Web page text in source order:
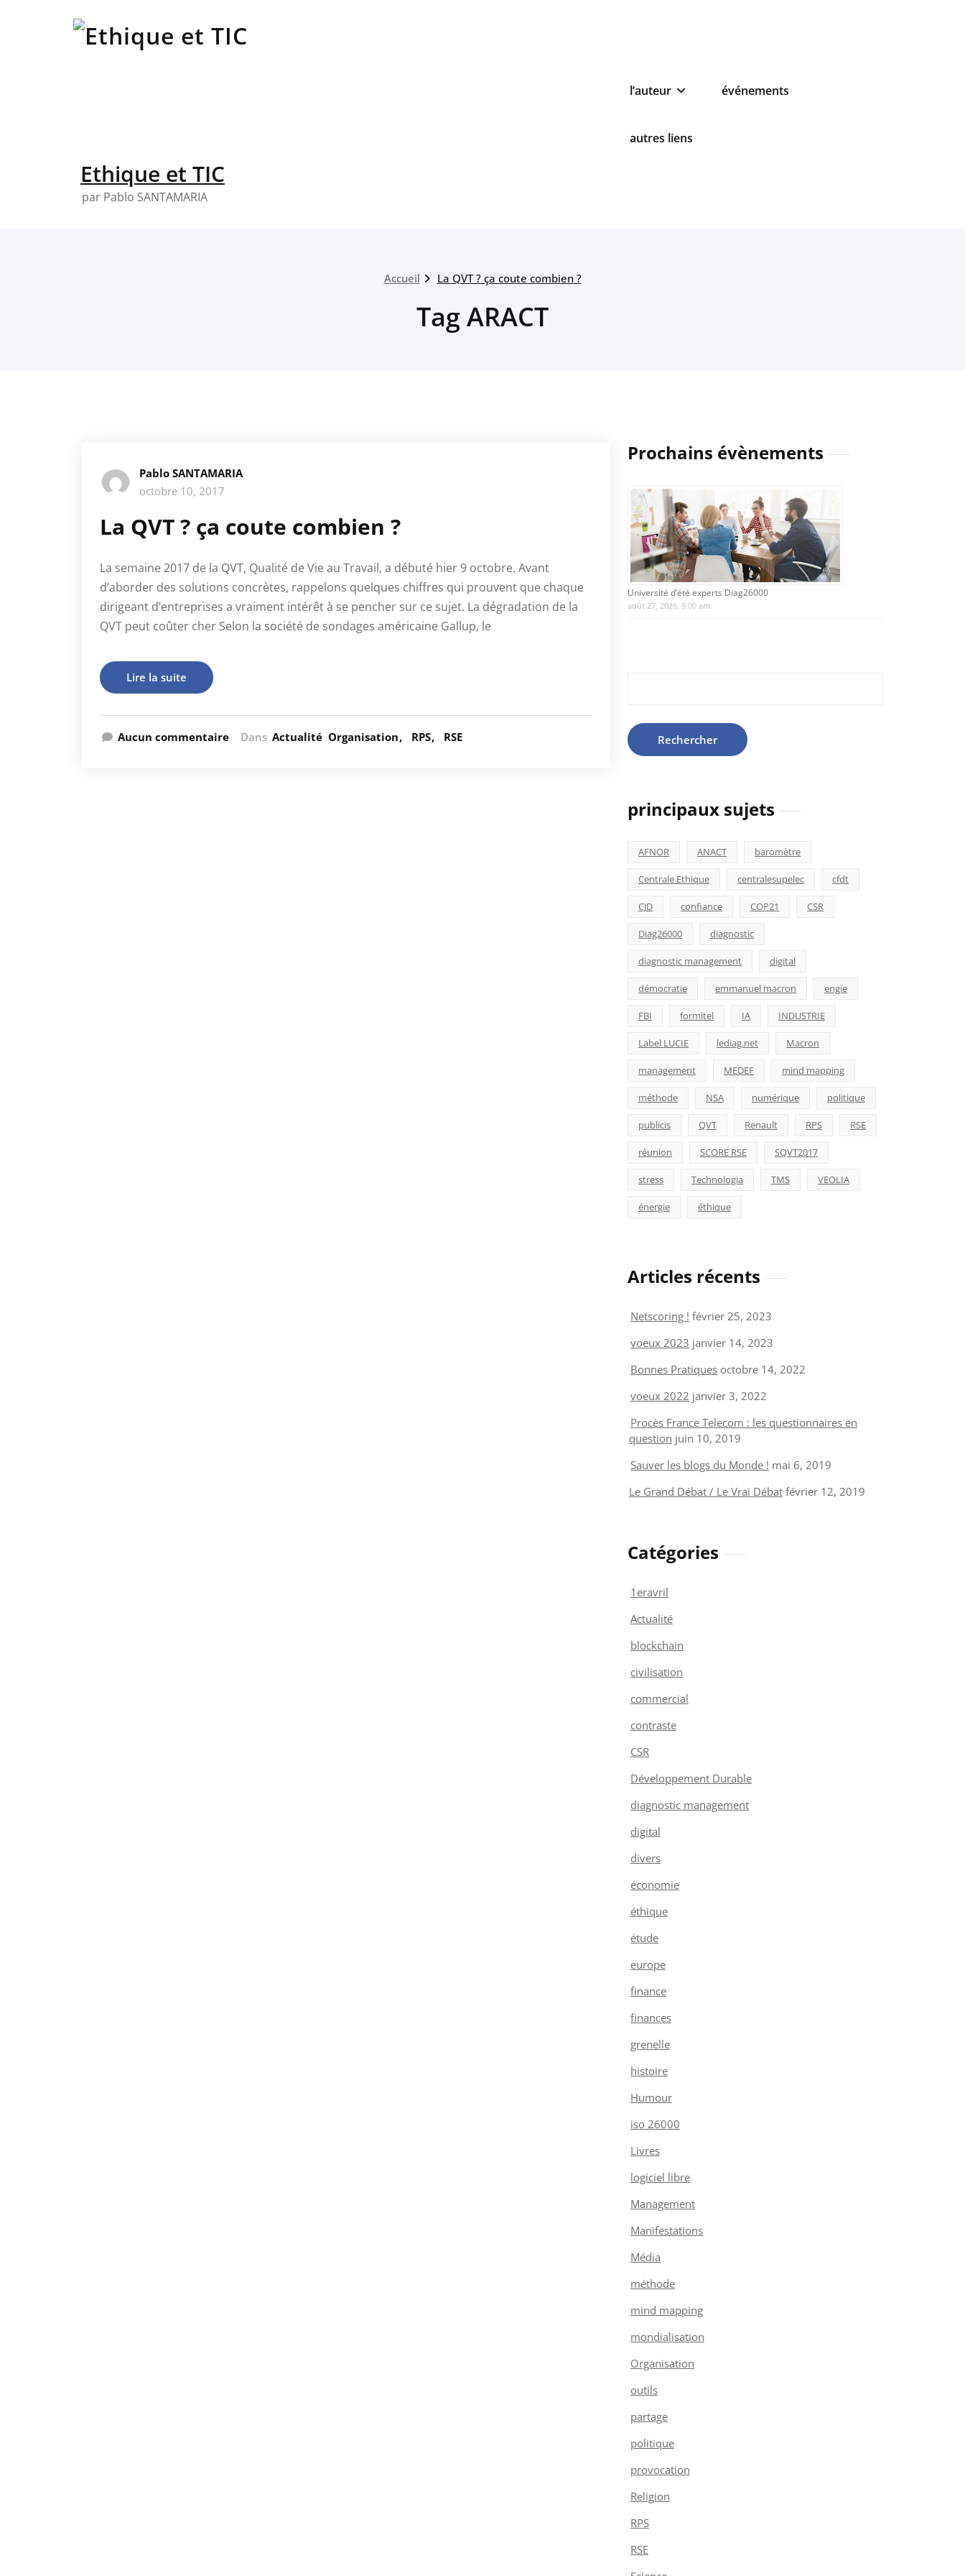
Ethique et TIC
par Pablo SANTAMARIA
l’auteur événements
autres liens
Accueil La QVT ? ça coute combien ?
Tag ARACT
Pablo SANTAMARIA
octobre 10, 2017
La QVT ? ça coute combien ?
La semaine 2017 de la QVT, Qualité de Vie au Travail, a débuté hier 9 octobre. Avant
d’aborder des solutions concrètes, rappelons quelques chiffres qui prouvent que chaque
dirigeant d’entreprises a vraiment intérêt à se pencher sur ce sujet. La dégradation de la
QVT peut coûter cher Selon la société de sondages américaine Gallup, le
Lire la suite
Aucun commentaire Dans Actualité Organisation RPS RSE
Prochains évènements
Université d’été experts Diag26000
août 27, 2026, 9:00 am
principaux sujets
AFNOR ANACT baromètre
Centrale Ethique centralesupelec cfdt
CJD confiance COP21 CSR
Diag26000 diagnostic
diagnostic management digital
démocratie emmanuel macron engie
FBI formitel IA INDUSTRIE
Label LUCIE lediag.net Macron
management MEDEF mind mapping
méthode NSA numérique politique
publicis QVT Renault RPS RSE
réunion SCORE RSE SQVT2017
stress Technologia TMS VEOLIA
énergie éthique
Articles récents
Netscoring ! février 25, 2023
voeux 2023 janvier 14, 2023
Bonnes Pratiques octobre 14, 2022
voeux 2022 janvier 3, 2022
Procès France Telecom : les questionnaires en
question juin 10, 2019
Sauver les blogs du Monde ! mai 6, 2019
Le Grand Débat / Le Vrai Débat février 12, 2019
Catégories
1eravril
Actualité
blockchain
civilisation
commercial
contraste
CSR
Développement Durable
diagnostic management
digital
divers
économie
éthique
étude
europe
finance
finances
grenelle
histoire
Humour
iso 26000
Livres
logiciel libre
Management
Manifestations
Média
méthode
mind mapping
mondialisation
Organisation
outils
partage
politique
provocation
Religion
RPS
RSE